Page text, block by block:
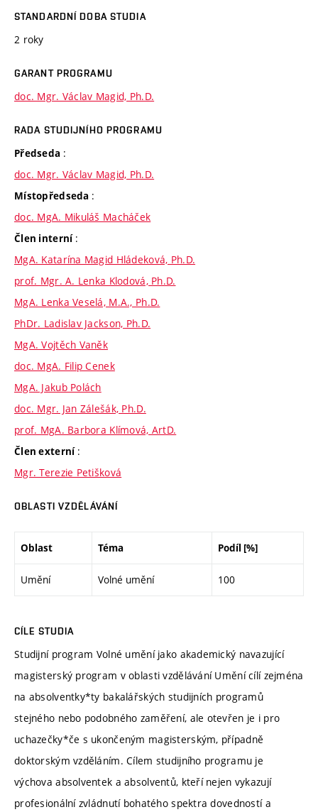
STANDARDNÍ DOBA STUDIA
2 roky
GARANT PROGRAMU
doc. Mgr. Václav Magid, Ph.D.
RADA STUDIJNÍHO PROGRAMU
Předseda :
doc. Mgr. Václav Magid, Ph.D.
Místopředseda :
doc. MgA. Mikuláš Macháček
Člen interní :
MgA. Katarína Magid Hládeková, Ph.D.
prof. Mgr. A. Lenka Klodová, Ph.D.
MgA. Lenka Veselá, M.A., Ph.D.
PhDr. Ladislav Jackson, Ph.D.
MgA. Vojtěch Vaněk
doc. MgA. Filip Cenek
MgA. Jakub Polách
doc. Mgr. Jan Zálešák, Ph.D.
prof. MgA. Barbora Klímová, ArtD.
Člen externí :
Mgr. Terezie Petišková
OBLASTI VZDĚLÁVÁNÍ
Oblast Téma Podíl [%]
Umění Volné umění 100
CÍLE STUDIA
Studijní program Volné umění jako akademický navazující
magisterský program v oblasti vzdělávání Umění cílí zejména
na absolventky*ty bakalářských studijních programů
stejného nebo podobného zaměření, ale otevřen je i pro
uchazečky*če s ukončeným magisterským, případně
doktorským vzděláním. Cílem studijního programu je
výchova absolventek a absolventů, kteří nejen vykazují
profesionální zvládnutí bohatého spektra dovedností a